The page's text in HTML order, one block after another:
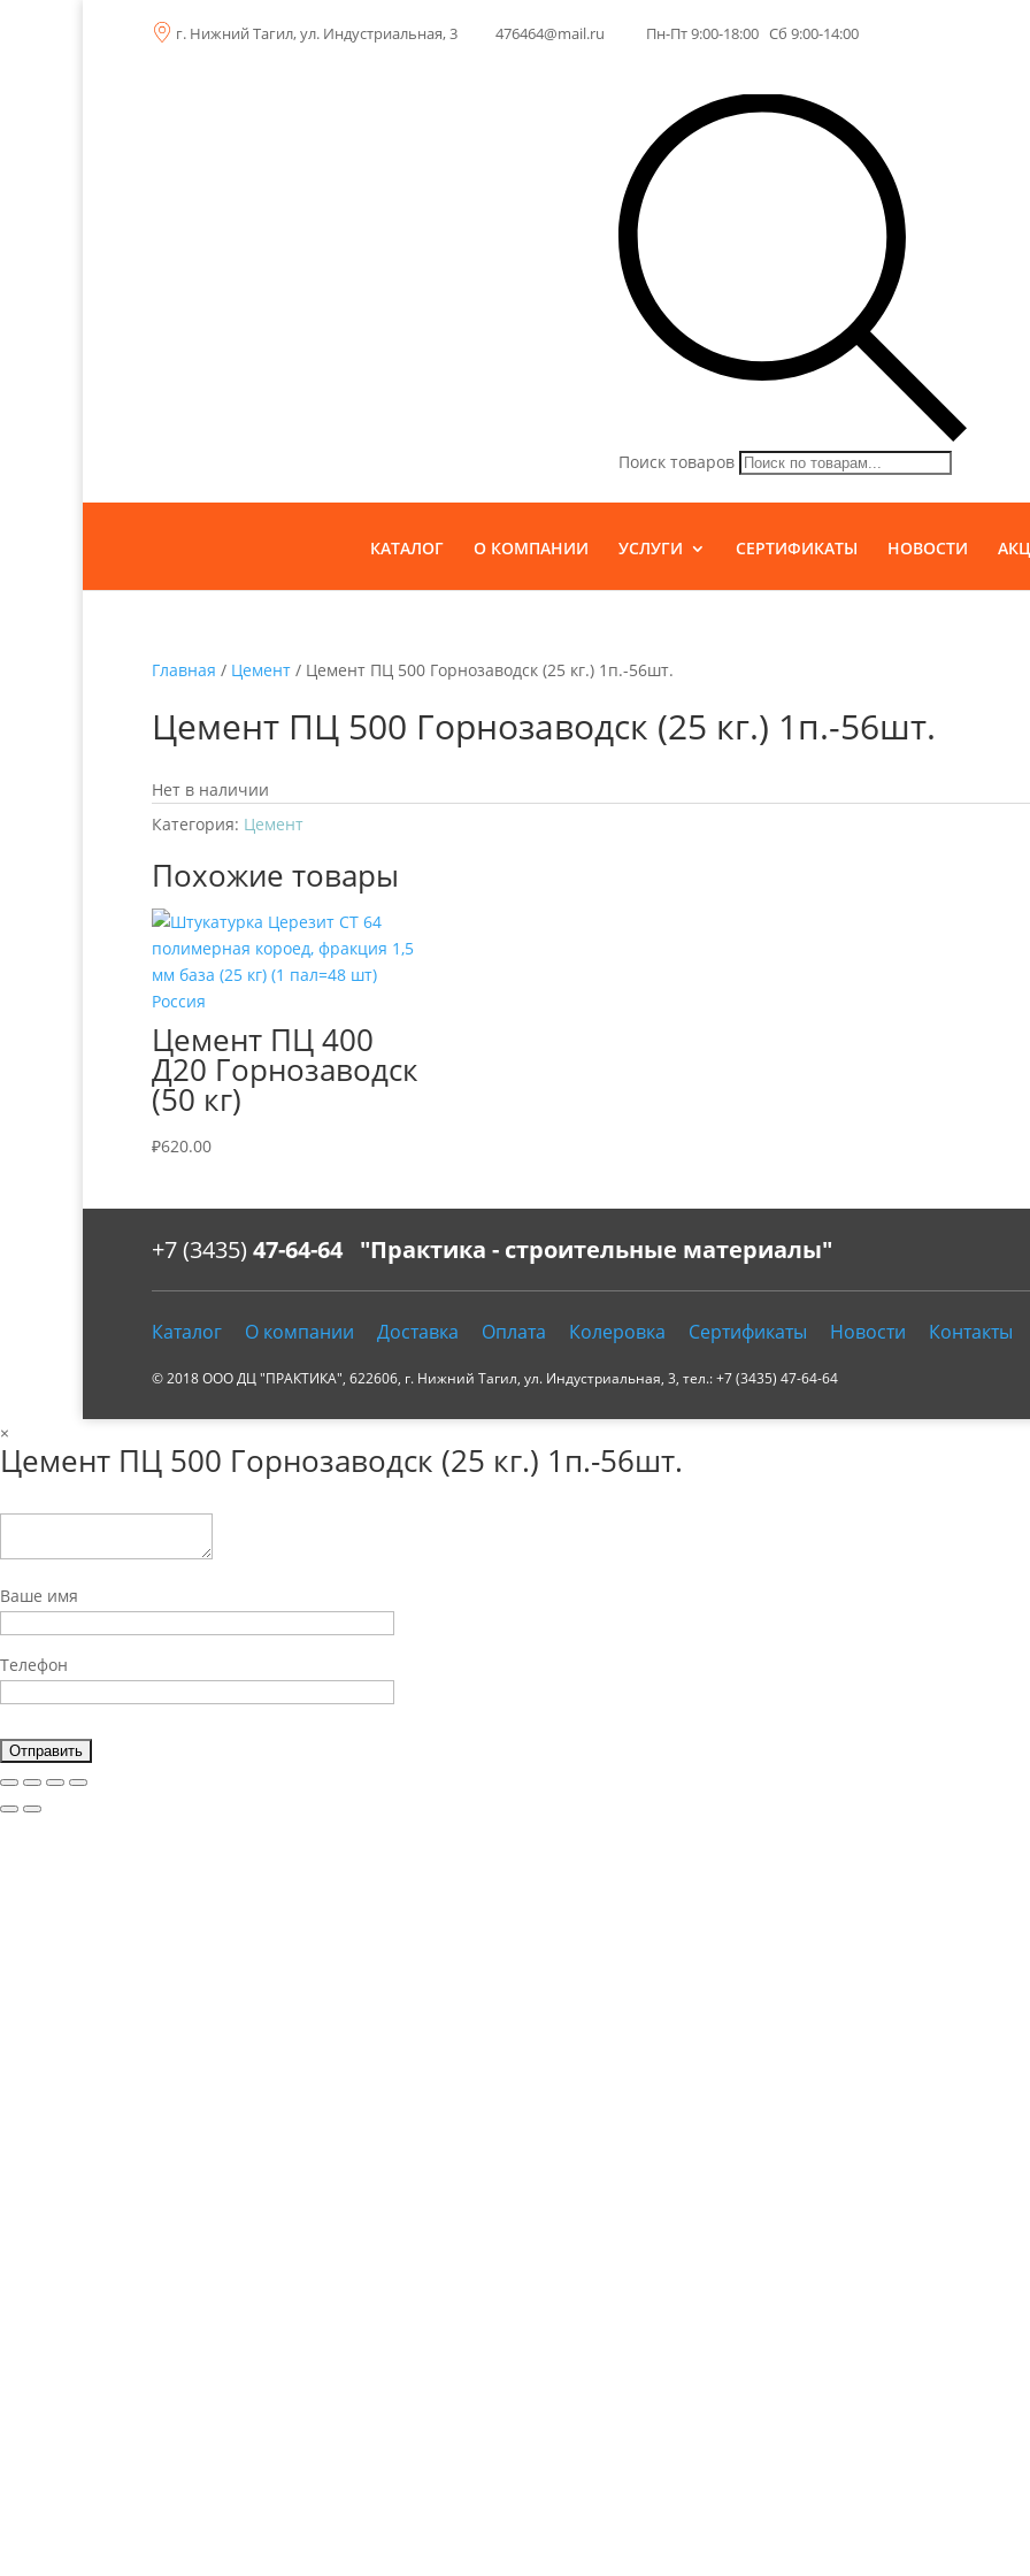
г. Нижний Тагил, ул. Индустриальная, 3 476464@mail.ru Пн-Пт 9:00-18:00 Сб 9:00-14:00
Поиск товаров
КАТАЛОГ О КОМПАНИИ УСЛУГИ СЕРТИФИКАТЫ НОВОСТИ
Главная / Цемент / Цемент ПЦ 500 Горнозаводск (25 кг.) 1п.-56шт.
Цемент ПЦ 500 Горнозаводск (25 кг.) 1п.-56шт.
Нет в наличии
Категория: Цемент
Похожие товары
Цемент ПЦ 400
Д20 Горнозаводск
(50 кг)
₽620.00
+7 (3435) 47-64-64 "Практика - строительные материалы"
Каталог О компании Доставка Оплата Колеровка Сертификаты Новости Контакты
© 2018 ООО ДЦ "ПРАКТИКА", 622606, г. Нижний Тагил, ул. Индустриальная, 3, тел.: +7 (3435) 47-64-64
×
Цемент ПЦ 500 Горнозаводск (25 кг.) 1п.-56шт.
Ваше имя
Телефон